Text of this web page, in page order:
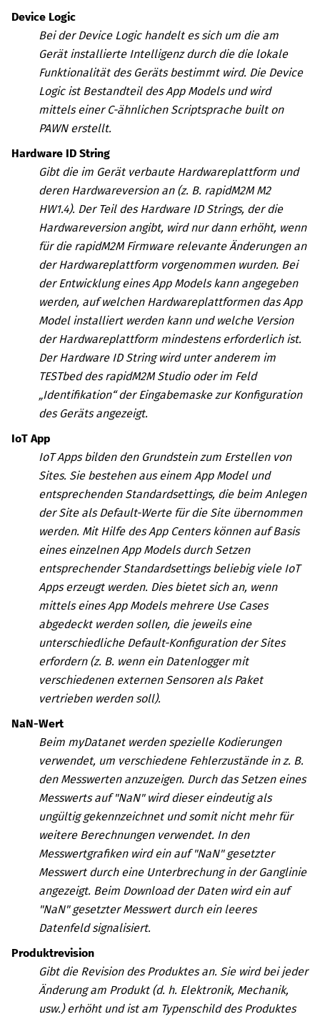
Device Logic
Bei der Device Logic handelt es sich um die am
Gerät installierte Intelligenz durch die die lokale
Funktionalität des Geräts bestimmt wird. Die Device
Logic ist Bestandteil des App Models und wird
mittels einer C-ähnlichen Scriptsprache built on
PAWN erstellt.
Hardware ID String
Gibt die im Gerät verbaute Hardwareplattform und
deren Hardwareversion an (z. B. rapidM2M M2
HW1.4). Der Teil des Hardware ID Strings, der die
Hardwareversion angibt, wird nur dann erhöht, wenn
für die rapidM2M Firmware relevante Änderungen an
der Hardwareplattform vorgenommen wurden. Bei
der Entwicklung eines App Models kann angegeben
werden, auf welchen Hardwareplattformen das App
Model installiert werden kann und welche Version
der Hardwareplattform mindestens erforderlich ist.
Der Hardware ID String wird unter anderem im
TESTbed desrapidM2M Studio oder im Feld
„Identifikation“ der Eingabemaske zur Konfiguration
des Geräts angezeigt.
IoT App
IoT Apps bilden den Grundstein zum Erstellen von
Sites. Sie bestehen aus einem App Model und
entsprechenden Standardsettings, die beim Anlegen
der Site als Default-Werte für die Site übernommen
werden. Mit Hilfe des App Centers können auf Basis
eines einzelnen App Models durch Setzen
entsprechender Standardsettings beliebig viele IoT
Apps erzeugt werden. Dies bietet sich an, wenn
mittels eines App Models mehrere Use Cases
abgedeckt werden sollen, die jeweils eine
unterschiedliche Default-Konfiguration der Sites
erfordern (z. B. wenn ein Datenlogger mit
verschiedenen externen Sensoren als Paket
vertrieben werden soll).
NaN-Wert
Beim myDatanet werden spezielle Kodierungen
verwendet, um verschiedene Fehlerzustände in z. B.
den Messwerten anzuzeigen. Durch das Setzen eines
Messwerts auf "NaN" wird dieser eindeutig als
ungültig gekennzeichnet und somit nicht mehr für
weitere Berechnungen verwendet. In den
Messwertgrafiken wird ein auf "NaN" gesetzter
Messwert durch eine Unterbrechung in der Ganglinie
angezeigt. Beim Download der Daten wird ein auf
"NaN" gesetzter Messwert durch ein leeres
Datenfeld signalisiert.
Produktrevision
Gibt die Revision des Produktes an. Sie wird bei jeder
Änderung am Produkt (d. h. Elektronik, Mechanik,
usw.) erhöht und ist am Typenschild des Produktes